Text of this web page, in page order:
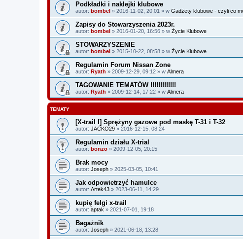
Podkładki i naklejki klubowe
autor: bombel » 2016-11-02, 20:01 » w Gadżety klubowe - czyli co
Zapisy do Stowarzyszenia 2023r.
autor: bombel » 2016-01-20, 16:56 » w Życie Klubowe
STOWARZYSZENIE
autor: bombel » 2015-10-22, 08:58 » w Życie Klubowe
Regulamin Forum Nissan Zone
autor: Ryath » 2009-12-29, 09:12 » w Almera
TAGOWANIE TEMATÓW !!!!!!!!!!!!!
autor: Ryath » 2009-12-14, 17:22 » w Almera
TEMATY
[X-trail I] Sprężyny gazowe pod maskę T-31 i T-32
autor: JACKO29 » 2016-12-15, 08:24
Regulamin działu X-trial
autor: bonzo » 2009-12-05, 20:15
Brak mocy
autor: Joseph » 2025-03-05, 10:41
Jak odpowietrzyć hamulce
autor: Artek43 » 2023-06-11, 14:29
kupię felgi x-trail
autor: aptak » 2021-07-01, 19:18
Bagażnik
autor: Joseph » 2021-06-18, 13:28